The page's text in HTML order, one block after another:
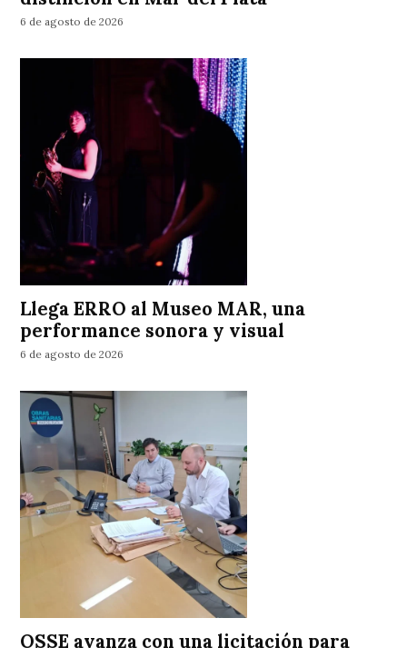
6 de agosto de 2026
Llega ERRO al Museo MAR, una
performance sonora y visual
6 de agosto de 2026
OSSE avanza con una licitación para